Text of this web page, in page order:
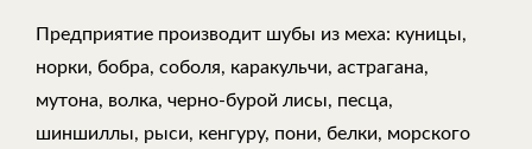
Предприятие производит шубы из меха: куницы,
норки, бобра, соболя, каракульчи, астрагана,
мутона, волка, черно-бурой лисы, песца,
шиншиллы, рыси, кенгуру, пони, белки, морского